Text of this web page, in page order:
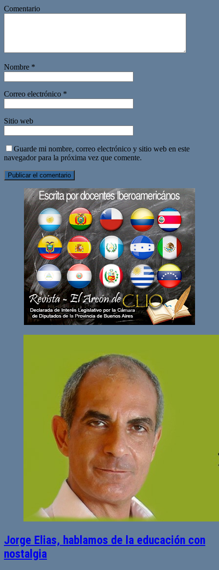
Comentario
Nombre *
Correo electrónico *
Sitio web
Guarde mi nombre, correo electrónico y sitio web en este
navegador para la próxima vez que comente.
Jorge Elias, hablamos de la educación con
nostalgia